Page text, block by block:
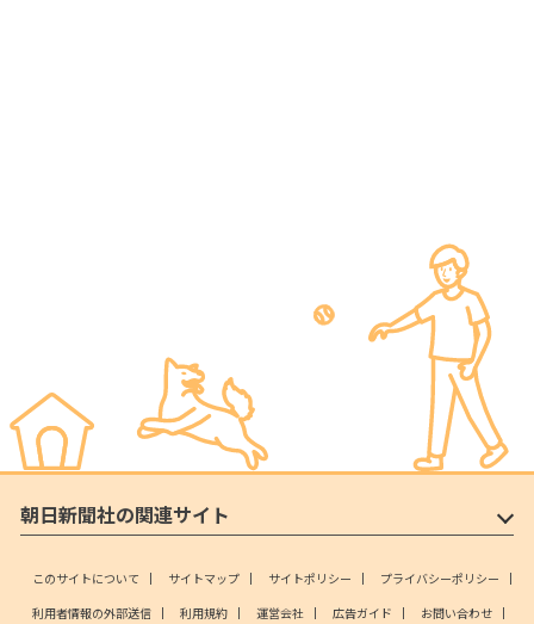
朝日新聞社の関連サイト
このサイトについて サイトマップ サイトポリシー
プライバシーポリシー
利用者情報の外部送信
利用規約 運営会社 広告ガイド お問い合わせ